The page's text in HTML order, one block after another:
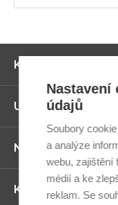
Kategorie
Užitečné odkazy
Newsletter
Kontaktujte nás
Nastavení
údajů
Soubory
a analýze
webu, zajištění
médií a ke
reklam. Se